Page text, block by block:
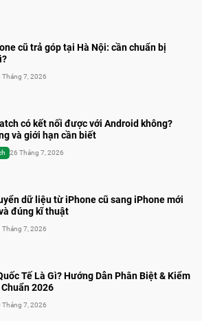
cũ trả góp tại Hà Nội: cần chuẩn bị
Tháng 7, 2026
có kết nối được với Android không?
và giới hạn cần biết
26 Tháng 7, 2026
dữ liệu từ iPhone cũ sang iPhone mới
đúng kĩ thuật
Tháng 7, 2026
Tế Là Gì? Hướng Dẫn Phân Biệt & Kiểm
2026
Tháng 7, 2026